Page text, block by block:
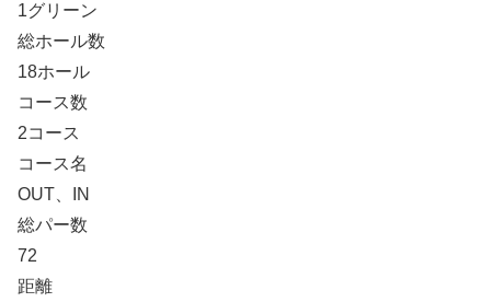
1グリーン
総ホール数
18ホール
コース数
2コース
コース名
OUT、IN
総パー数
72
距離